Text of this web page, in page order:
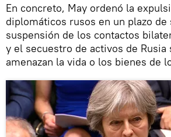
En concreto, May ordenó la
diplomáticos rusos en un plazo de
suspensión de los contactos
y el secuestro de activos de Rusia
amenazan la vida o los bienes de